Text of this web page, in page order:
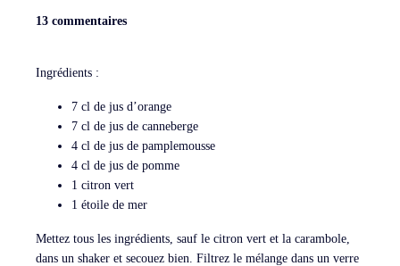
13 commentaires
Ingrédients :
7 cl de jus d’orange
7 cl de jus de canneberge
4 cl de jus de pamplemousse
4 cl de jus de pomme
1 citron vert
1 étoile de mer
Mettez tous les ingrédients, sauf le citron vert et la carambole,
dans un shaker et secouez bien. Filtrez le mélange dans un verre